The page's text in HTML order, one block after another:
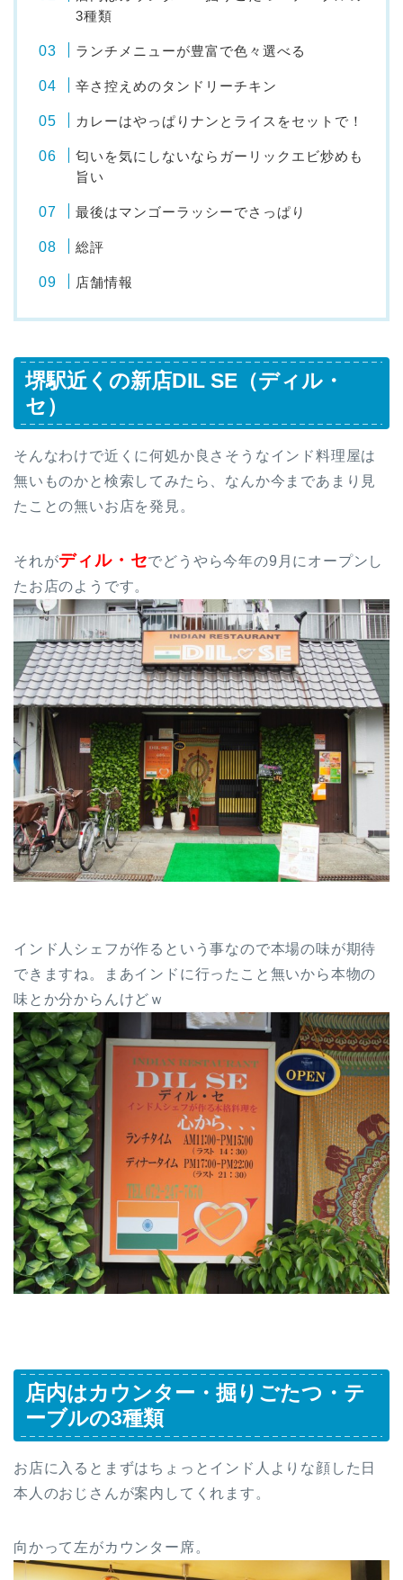
3種類
ランチメニューが豊富で色々選べる
辛さ控えめのタンドリーチキン
カレーはやっぱりナンとライスをセットで！
匂いを気にしないならガーリックエビ炒めも
旨い
最後はマンゴーラッシーでさっぱり
総評
店舗情報
堺駅近くの新店DIL SE（ディル・
セ）
そんなわけで近くに何処か良さそうなインド料理屋は
無いものかと検索してみたら、なんか今まであまり見
たことの無いお店を発見。
それがディル・セでどうやら今年の9月にオープンし
たお店のようです。
インド人シェフが作るという事なので本場の味が期待
できますね。まあインドに行ったこと無いから本物の
味とか分からんけどｗ
店内はカウンター・掘りごたつ・テ
ーブルの3種類
お店に入るとまずはちょっとインド人よりな顔した日
本人のおじさんが案内してくれます。
向かって左がカウンター席。